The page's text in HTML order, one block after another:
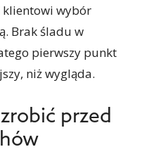
klientowi wybór
Brak śladu w
pierwszy punkt
niż wygląda.
przed